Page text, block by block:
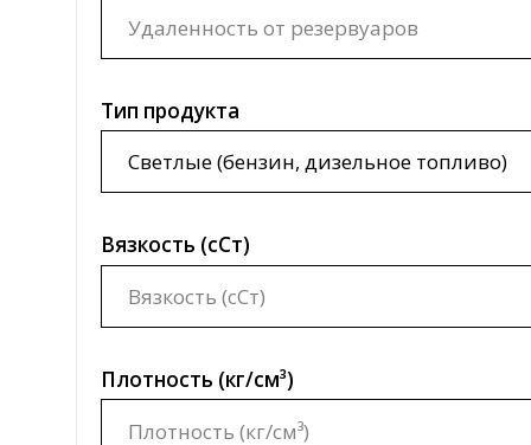
Тип продукта
Вязкость (сСт)
Плотность (кг/см³)
Температура среды (°C)